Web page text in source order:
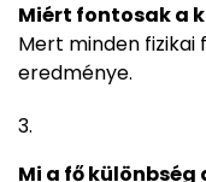
Miért fontosak a
Mert minden
eredménye.
Mi a fő